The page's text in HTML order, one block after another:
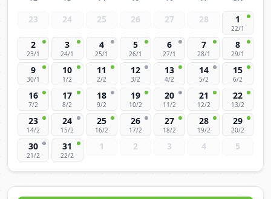
23 24 25 26 27 28 1
22/1
2
23/1
3
24/1
4
25/1
5
26/1
6
27/1
7
28/1
8
29/1
9
30/1
10
1/2
11
2/2
12
3/2
13
4/2
14
5/2
15
6/2
16
7/2
17
8/2
18
9/2
19
10/2
20
11/2
21
12/2
22
13/2
23
14/2
24
15/2
25
16/2
26
17/2
27
18/2
28
19/2
29
20/2
30
21/2
31
22/2
1 2 3 4 5